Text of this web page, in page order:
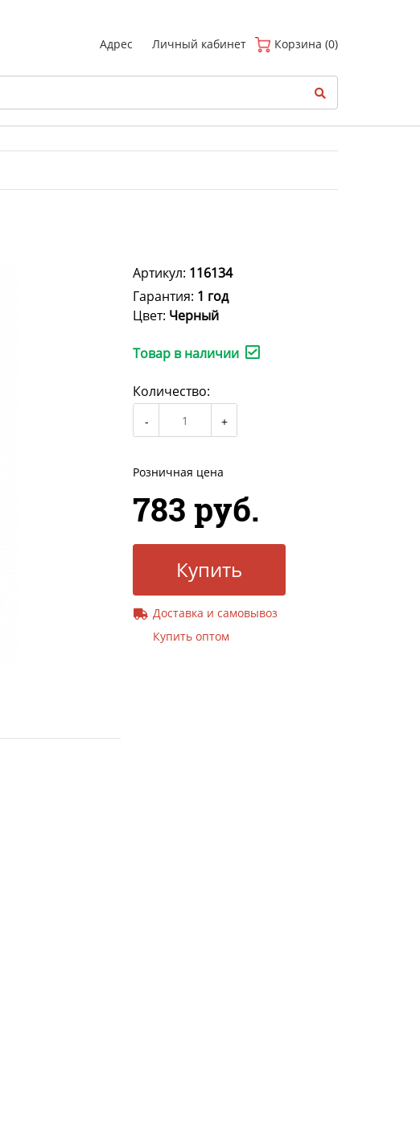
Адрес Личный кабинет Корзина (0)
Артикул: 116134
Гарантия: 1 год
Цвет: Черный
Товар в наличии
Количество:
Розничная цена
783 руб.
Купить
Доставка и самовывоз
Купить оптом